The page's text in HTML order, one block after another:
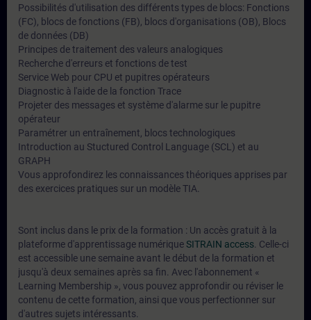
Possibilités d'utilisation des différents types de blocs: Fonctions
(FC), blocs de fonctions (FB), blocs d'organisations (OB), Blocs
de données (DB)
Principes de traitement des valeurs analogiques
Recherche d'erreurs et fonctions de test
Service Web pour CPU et pupitres opérateurs
Diagnostic à l'aide de la fonction Trace
Projeter des messages et système d'alarme sur le pupitre
opérateur
Paramétrer un entraînement, blocs technologiques
Introduction au Stuctured Control Language (SCL) et au
GRAPH
Vous approfondirez les connaissances théoriques apprises par
des exercices pratiques sur un modèle TIA.
Sont inclus dans le prix de la formation : Un accès gratuit à la
plateforme d'apprentissage numériqueSITRAIN access . Celle-ci
est accessible une semaine avant le début de la formation et
jusqu'à deux semaines après sa fin. Avec l'abonnement «
Learning Membership », vous pouvez approfondir ou réviser le
contenu de cette formation, ainsi que vous perfectionner sur
d'autres sujets intéressants.